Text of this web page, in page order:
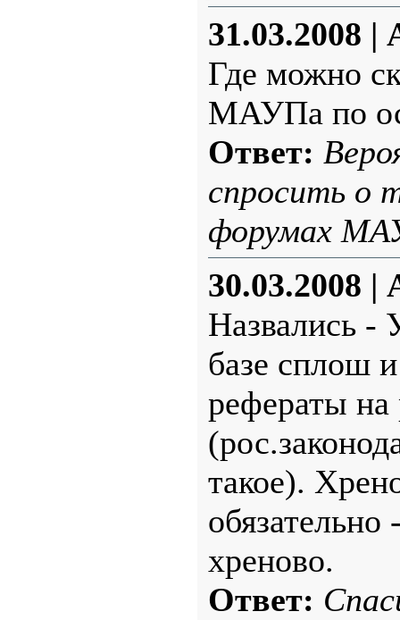
31.03.2008 |
Где можно
МАУПа по
Ответ:
спросить о
форумах
30.03.2008 |
Назвались -
базе сплош
рефераты на
такое).
хреново.
Ответ: